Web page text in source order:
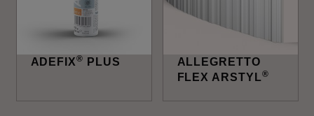
ADEFIX® PLUS
ALLEGRETTO
FLEX ARSTYL®